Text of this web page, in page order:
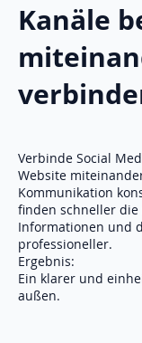
Kanäle
Verbinde Social
Website
Kommunikation
finden schneller
Informationen und
professioneller.
Ergebnis:
Ein klarer und
außen.